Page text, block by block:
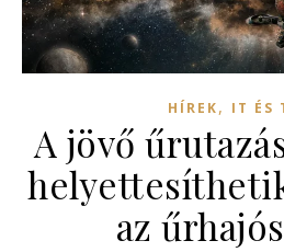
HÍREK, IT ÉS
A jövő
az